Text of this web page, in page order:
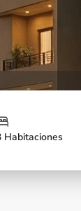
Habitaciones